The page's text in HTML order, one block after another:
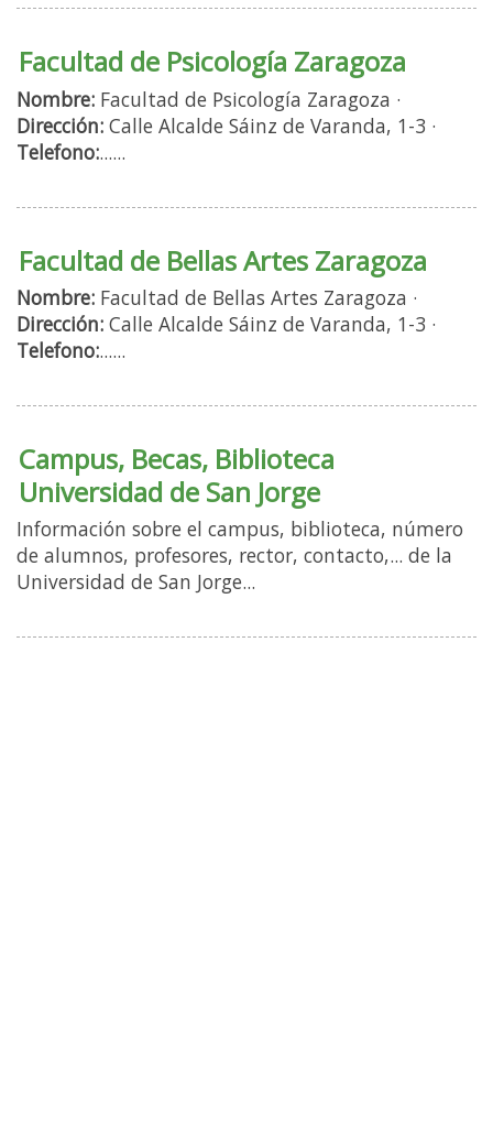
Facultad de Psicología Zaragoza
Nombre: Facultad de Psicología Zaragoza ·
Dirección: Calle Alcalde Sáinz de Varanda, 1-3 ·
Telefono:......
Facultad de Bellas Artes Zaragoza
Nombre: Facultad de Bellas Artes Zaragoza ·
Dirección: Calle Alcalde Sáinz de Varanda, 1-3 ·
Telefono:......
Campus, Becas, Biblioteca
Universidad de San Jorge
Información sobre el campus, biblioteca, número
de alumnos, profesores, rector, contacto,... de la
Universidad de San Jorge...